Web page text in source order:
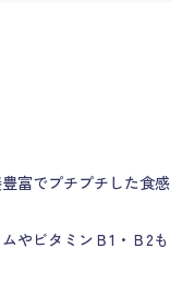
富でプチプチした食感
やビタミンＢ1・Ｂ2も